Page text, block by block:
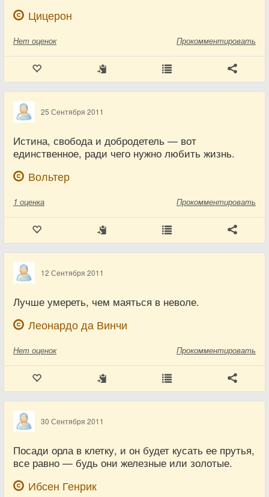
Цицерон
Нет оценок Прокомментировать
25 Сентября 2011
Истина, свобода и добродетель — вот
единственное, ради чего нужно любить жизнь.
Вольтер
1 оценка Прокомментировать
12 Сентября 2011
Лучше умереть, чем маяться в неволе.
Леонардо да Винчи
Нет оценок Прокомментировать
30 Сентября 2011
Посади орла в клетку, и он будет кусать ее прутья,
все равно — будь они железные или золотые.
Ибсен Генрик